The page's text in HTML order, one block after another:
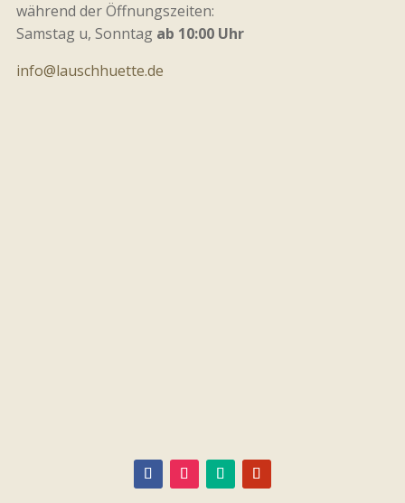
während der Öffnungszeiten:
Samstag u, Sonntagab 10:00 Uhr
info@lauschhuette.de